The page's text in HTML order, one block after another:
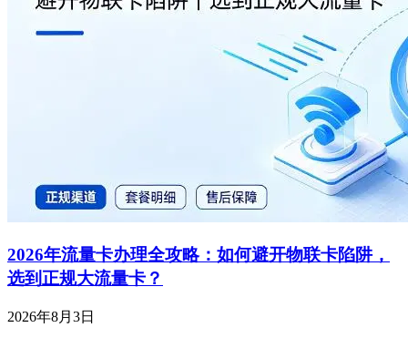
2026年流量卡办理全攻略：如何避开物联卡陷阱，
选到正规大流量卡？
2026年8月3日